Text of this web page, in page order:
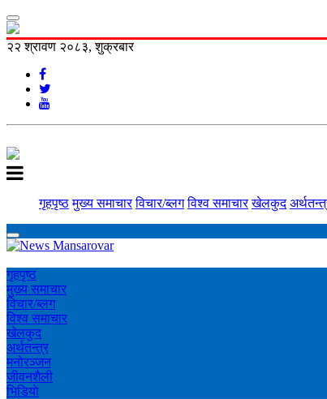
२२ श्रावण २०८३, शुक्रबार
गृहपृष्ठ मुख्य समाचार विचार/ब्लग विश्व समाचार खेलकुद
गृहपृष्ठ
मुख्य समाचार
विचार/ब्लग
विश्व समाचार
खेलकुद
अर्थतन्त्र
मनोरञ्‍जन
जीवनशैली
भिडियाे